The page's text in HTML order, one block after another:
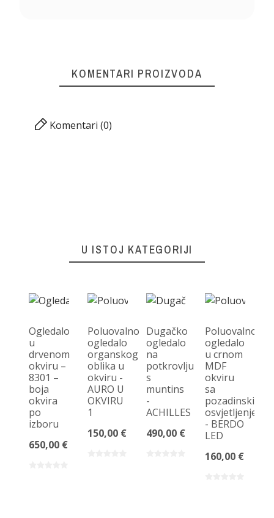
KOMENTARI PROIZVODA
Komentari (0)
U ISTOJ KATEGORIJI
Ogledalo
u
drvenom
okviru –
8301 –
boja
okvira
po
izboru
650,00 €
Poluovalno
ogledalo
organskog
oblika u
okviru -
AURO U
OKVIRU
1
150,00 €
Dugačko
ogledalo
na
potkrovlju
s
muntins
-
ACHILLES
490,00 €
Poluovalno
ogledalo
u crnom
MDF
okviru
sa
pozadinskim
osvjetljenjem
- BERDO
LED
160,00 €